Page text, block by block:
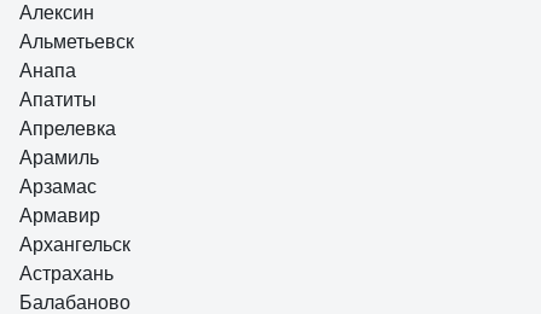
Алексин
Альметьевск
Анапа
Апатиты
Апрелевка
Арамиль
Арзамас
Армавир
Архангельск
Астрахань
Балабаново